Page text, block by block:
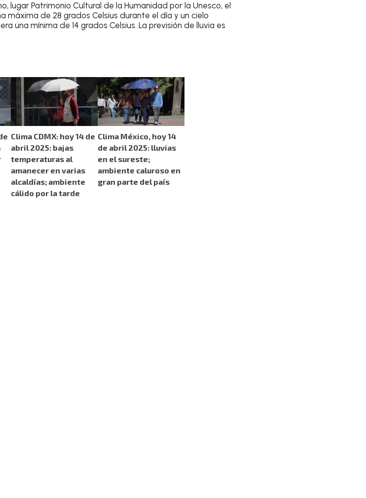
, lugar Patrimonio Cultural de la Humanidad por la Unesco, el
máxima de 28 grados Celsius durante el día y un cielo
una mínima de 14 grados Celsius. La previsión de lluvia es
Clima CDMX: hoy 14 de
abril 2025: bajas
temperaturas al
amanecer en varias
alcaldías; ambiente
cálido por la tarde
Clima México, hoy 14
de abril 2025: lluvias
en el sureste;
ambiente caluroso en
gran parte del país